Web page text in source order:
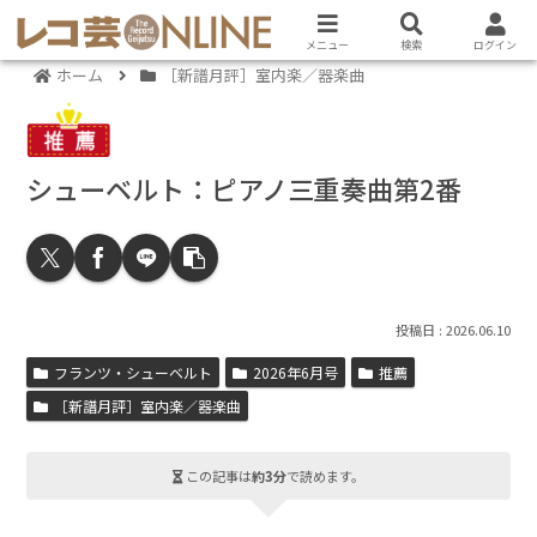
ホーム ［新譜月評］室内楽／器楽曲
シューベルト：ピアノ三重奏曲第2番
2026.06.10
フランツ・シューベルト 2026年6月号
推薦
［新譜月評］室内楽／器楽曲
この記事は約3分で読めます。
メニュー 検索 ログイン